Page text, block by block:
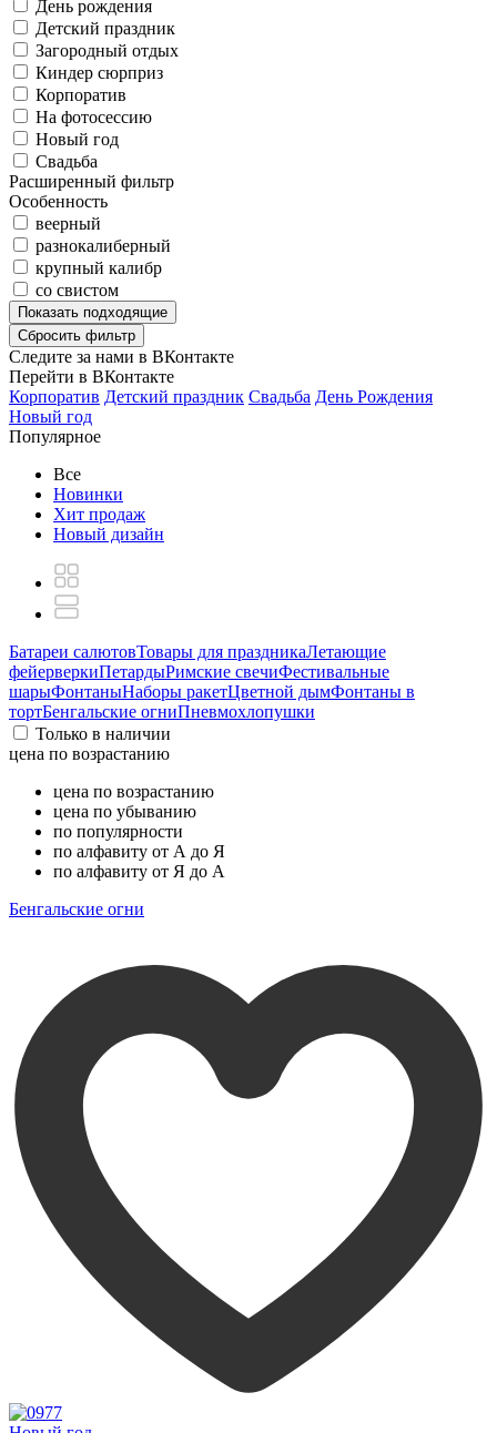
День рождения
Детский праздник
Загородный отдых
Киндер сюрприз
Корпоратив
На фотосессию
Новый год
Свадьба
Расширенный фильтр
Особенность
веерный
разнокалиберный
крупный калибр
со свистом
Показать подходящие
Сбросить фильтр
Следите за нами в ВКонтакте
Перейти в ВКонтакте
Корпоратив Детский праздник Свадьба День Рождения
Новый год
Популярное
Все
Новинки
Хит продаж
Новый дизайн
Батареи салютовТовары для праздникаЛетающие
фейерверкиПетардыРимские свечиФестивальные
шарыФонтаныНаборы ракетЦветной дымФонтаны в
тортБенгальские огниПневмохлопушки
Только в наличии
цена по возрастанию
цена по возрастанию
цена по убыванию
по популярности
по алфавиту от А до Я
по алфавиту от Я до А
Бенгальские огни